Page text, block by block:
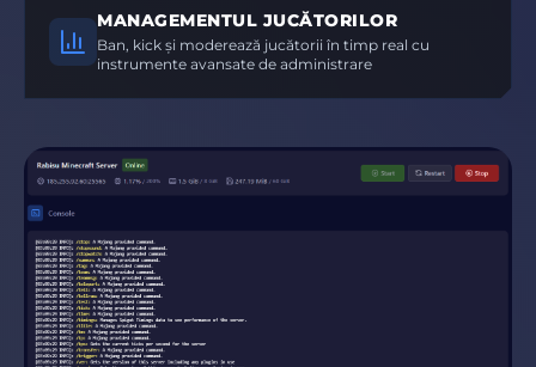
MANAGEMENTUL JUCĂTORILOR
Ban, kick și moderează jucătorii în timp real cu
instrumente avansate de administrare